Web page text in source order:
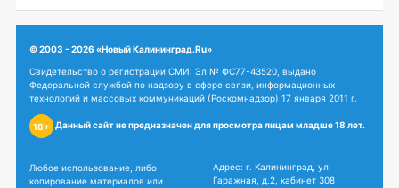
© 2003 - 2026 «Новый Калининград.Ru»
Свидетельство о регистрации СМИ: Эл № ФС77-43520, выдано
Федеральной службой по надзору в сфере связи, информационных
технологий и массовых коммуникаций (Роскомнадзор) 17 января 2011 г.
18+ Данный сайт не предназначен для просмотра лицам младше 18 лет.
Любое использование, либо
копирование материалов или
Адрес: г. Калининград, ул.
Гаражная, д.2, кабинет 308